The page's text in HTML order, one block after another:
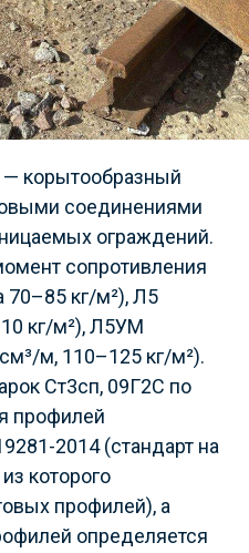
корытообразный
соединениями
ограждений.
сопротивления
кг/м²), Л5
кг/м²), Л5УМ
м, 110–125 кг/м²).
Ст3сп, 09Г2С по
профилей
2014 (стандарт на
которого
профилей), а
определяется